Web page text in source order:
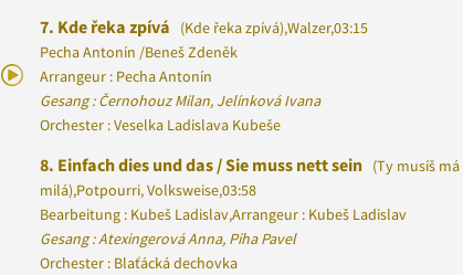
7. Kde řeka zpívá (Kde řeka zpívá),Walzer,03:15
Pecha Antonín /Beneš Zdeněk
Arrangeur : Pecha Antonín
Gesang : Černohouz Milan, Jelínková Ivana
Orchester : Veselka Ladislava Kubeše
8. Einfach dies und das / Sie muss nett sein (Ty musíš má
milá),Potpourri, Volksweise,03:58
Bearbeitung : Kubeš Ladislav,Arrangeur : Kubeš Ladislav
Gesang : Atexingerová Anna, Píha Pavel
Orchester : Blaťácká dechovka